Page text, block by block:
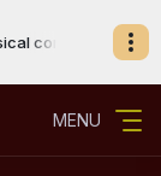
com Locutor
MENU